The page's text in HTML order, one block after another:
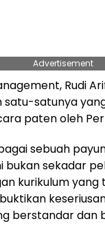
Advertisement
Rudi
satunya
paten oleh
sebuah
bukan sekadar
kurikulum yang
berstandar dan